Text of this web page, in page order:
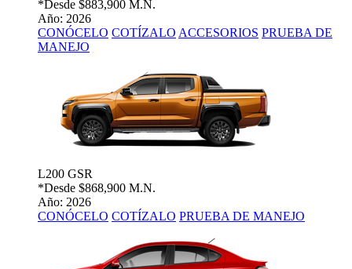
*Desde $883,900 M.N.
Año: 2026
CONÓCELO COTÍZALO ACCESORIOS PRUEBA DE
MANEJO
L200 GSR
*Desde $868,900 M.N.
Año: 2026
CONÓCELO COTÍZALO PRUEBA DE MANEJO